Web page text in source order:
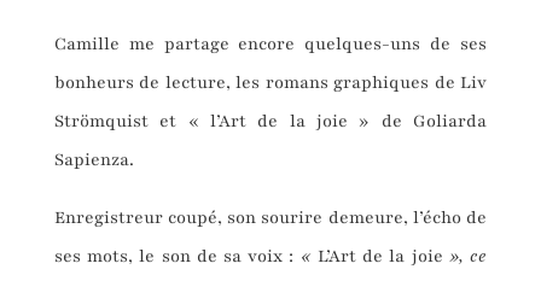
Camille me partage encore quelques-uns de ses
bonheurs de lecture, les romans graphiques de Liv
Strömquist et « l’Art de la joie » de Goliarda
Sapienza.
Enregistreur coupé, son sourire demeure, l’écho de
ses mots, le son de sa voix : « L’Art de la joie », ce